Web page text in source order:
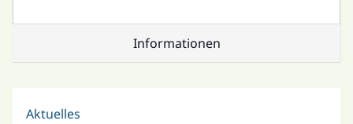
Informationen
Aktuelles